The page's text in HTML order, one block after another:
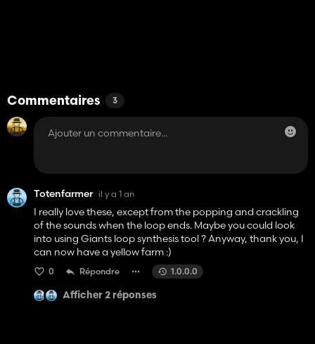
Commentaires 3
Totenfarmer il y a 1 an
I really love these, except from the popping and crackling
of the sounds when the loop ends. Maybe you could look
into using Giants loop synthesis tool ? Anyway, thank you, I
can now have a yellow farm :)
0 Répondre 1.0.0.0
Afficher 2 réponses